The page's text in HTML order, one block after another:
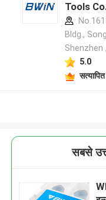
Tools
Bldg.,
Shenzhen
5.0
सबसे